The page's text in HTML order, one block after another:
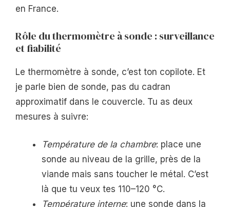
en France.
Rôle du thermomètre à sonde : surveillance
et fiabilité
Le thermomètre à sonde, c’est ton copilote. Et
je parle bien de sonde, pas du cadran
approximatif dans le couvercle. Tu as deux
mesures à suivre:
Température de la chambre: place une
sonde au niveau de la grille, près de la
viande mais sans toucher le métal. C’est
là que tu veux tes 110–120 °C.
Température interne: une sonde dans la